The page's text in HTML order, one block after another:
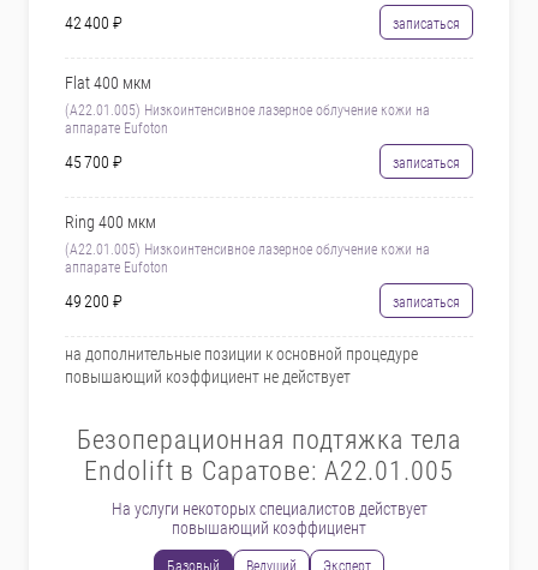
42 400 ₽ записаться
Flat 400 мкм
(A22.01.005) Низкоинтенсивное лазерное облучение кожи на
аппарате Eufoton
45 700 ₽ записаться
Ring 400 мкм
(A22.01.005) Низкоинтенсивное лазерное облучение кожи на
аппарате Eufoton
49 200 ₽ записаться
на дополнительные позиции к основной процедуре
повышающий коэффициент не действует
Безоперационная подтяжка тела
Endolift в Саратове: A22.01.005
На услуги некоторых специалистов действует
повышающий коэффициент